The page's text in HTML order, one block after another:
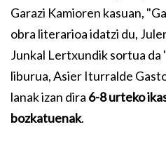
Garazi Kamioren kasuan,
obra literarioa idatzi du,
Junkal Lertxundik sortua da
liburua, Asier Iturralde
lanak izan dira 6-8 urteko
bozkatuenak.